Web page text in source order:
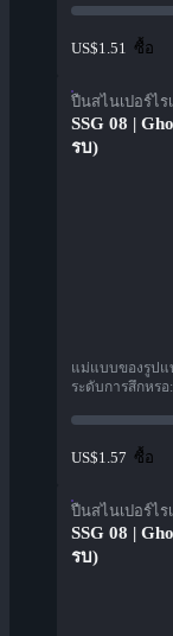
US$1.51 ซื้อ
ปืนสไนเปอร์ไร
SSG 08 |
รบ)
แม่แบบของรูปแ
ระดับการสึกหรอ:
US$1.57 ซื้อ
ปืนสไนเปอร์ไร
SSG 08 |
รบ)